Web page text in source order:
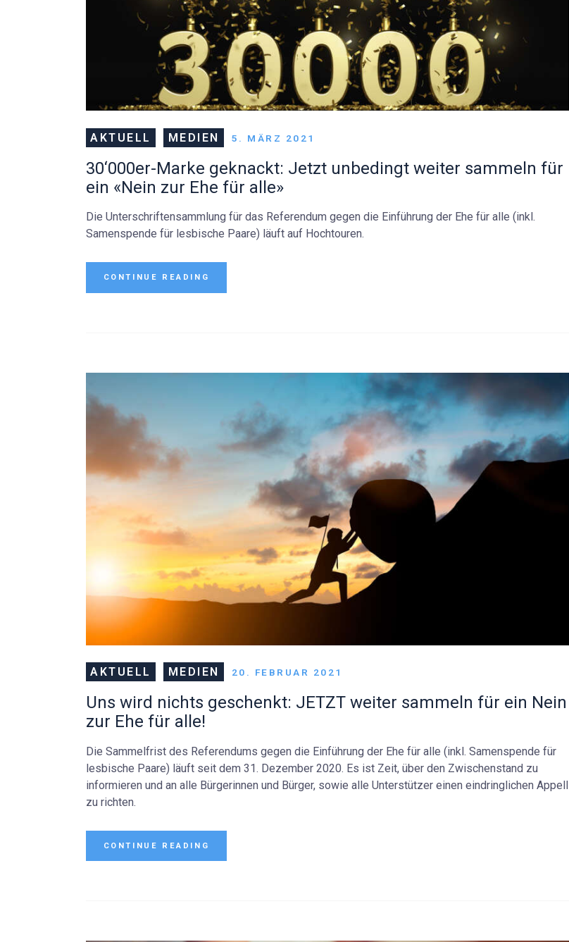
AKTUELL MEDIEN 5. MÄRZ 2021
30‘000er-Marke geknackt: Jetzt unbedingt weiter sammeln für
ein «Nein zur Ehe für alle»
Die Unterschriftensammlung für das Referendum gegen die Einführung der Ehe für alle (inkl.
Samenspende für lesbische Paare) läuft auf Hochtouren.
CONTINUE READING
AKTUELL MEDIEN 20. FEBRUAR 2021
Uns wird nichts geschenkt: JETZT weiter sammeln für ein Nein
zur Ehe für alle!
Die Sammelfrist des Referendums gegen die Einführung der Ehe für alle (inkl. Samenspende für
lesbische Paare) läuft seit dem 31. Dezember 2020. Es ist Zeit, über den Zwischenstand zu
informieren und an alle Bürgerinnen und Bürger, sowie alle Unterstützer einen eindringlichen Appell
zu richten.
CONTINUE READING